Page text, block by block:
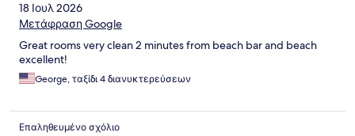
18 Ιουλ 2026
Μετάφραση Google
Great rooms very clean 2 minutes from beach bar and beach
excellent!
George, ταξίδι 4 διανυκτερεύσεων
Επαληθευμένο σχόλιο